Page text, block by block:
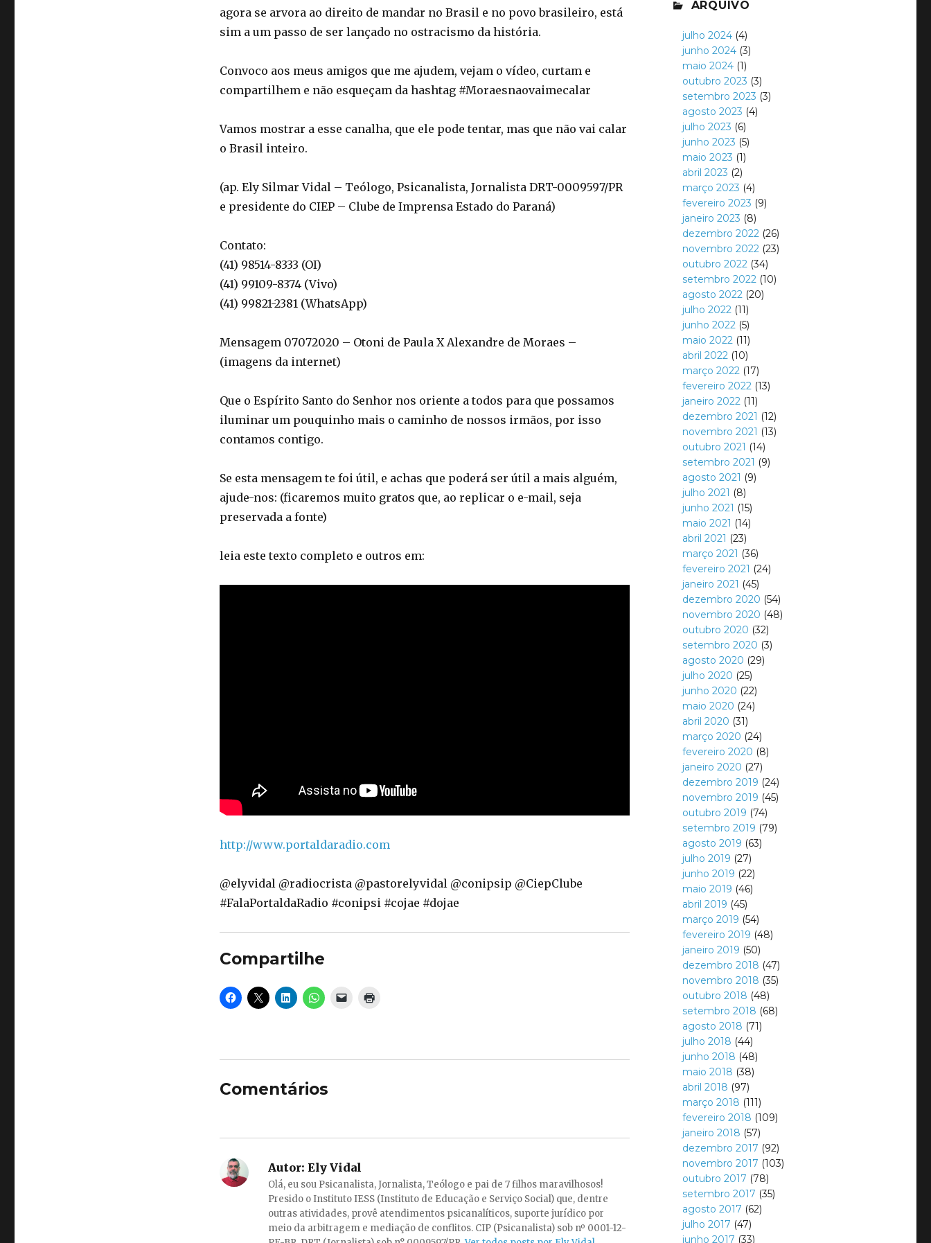
agora se arvora ao direito de mandar no Brasil e no povo brasileiro, está
sim a um passo de ser lançado no ostracismo da história.
Convoco aos meus amigos que me ajudem, vejam o vídeo, curtam e
compartilhem e não esqueçam da hashtag #Moraesnaovaimecalar
Vamos mostrar a esse canalha, que ele pode tentar, mas que não vai calar
o Brasil inteiro.
(ap. Ely Silmar Vidal – Teólogo, Psicanalista, Jornalista DRT-0009597/PR
e presidente do CIEP – Clube de Imprensa Estado do Paraná)
Contato:
(41) 98514-8333 (OI)
(41) 99109-8374 (Vivo)
(41) 99821-2381 (WhatsApp)
Mensagem 07072020 – Otoni de Paula X Alexandre de Moraes –
(imagens da internet)
Que o Espírito Santo do Senhor nos oriente a todos para que possamos
iluminar um pouquinho mais o caminho de nossos irmãos, por isso
contamos contigo.
Se esta mensagem te foi útil, e achas que poderá ser útil a mais alguém,
ajude-nos: (ficaremos muito gratos que, ao replicar o e-mail, seja
preservada a fonte)
leia este texto completo e outros em:
http://www.portaldaradio.com
@elyvidal @radiocrista @pastorelyvidal @conipsip @CiepClube
#FalaPortaldaRadio #conipsi #cojae #dojae
Compartilhe
Comentários
Autor: Ely Vidal
Olá, eu sou Psicanalista, Jornalista, Teólogo e pai de 7 filhos maravilhosos!
Presido o Instituto IESS (Instituto de Educação e Serviço Social) que, dentre
outras atividades, provê atendimentos psicanalíticos, suporte jurídico por
meio da arbitragem e mediação de conflitos. CIP (Psicanalista) sob nº 0001-12-
ARQUIVO
julho 2024 (4)
junho 2024 (3)
maio 2024 (1)
outubro 2023 (3)
setembro 2023 (3)
agosto 2023 (4)
julho 2023 (6)
junho 2023 (5)
maio 2023 (1)
abril 2023 (2)
março 2023 (4)
fevereiro 2023 (9)
janeiro 2023 (8)
dezembro 2022 (26)
novembro 2022 (23)
outubro 2022 (34)
setembro 2022 (10)
agosto 2022 (20)
julho 2022 (11)
junho 2022 (5)
maio 2022 (11)
abril 2022 (10)
março 2022 (17)
fevereiro 2022 (13)
janeiro 2022 (11)
dezembro 2021 (12)
novembro 2021 (13)
outubro 2021 (14)
setembro 2021 (9)
agosto 2021 (9)
julho 2021 (8)
junho 2021 (15)
maio 2021 (14)
abril 2021 (23)
março 2021 (36)
fevereiro 2021 (24)
janeiro 2021 (45)
dezembro 2020 (54)
novembro 2020 (48)
outubro 2020 (32)
setembro 2020 (3)
agosto 2020 (29)
julho 2020 (25)
junho 2020 (22)
maio 2020 (24)
abril 2020 (31)
março 2020 (24)
fevereiro 2020 (8)
janeiro 2020 (27)
dezembro 2019 (24)
novembro 2019 (45)
outubro 2019 (74)
setembro 2019 (79)
agosto 2019 (63)
julho 2019 (27)
junho 2019 (22)
maio 2019 (46)
abril 2019 (45)
março 2019 (54)
fevereiro 2019 (48)
janeiro 2019 (50)
dezembro 2018 (47)
novembro 2018 (35)
outubro 2018 (48)
setembro 2018 (68)
agosto 2018 (71)
julho 2018 (44)
junho 2018 (48)
maio 2018 (38)
abril 2018 (97)
março 2018 (111)
fevereiro 2018 (109)
janeiro 2018 (57)
dezembro 2017 (92)
novembro 2017 (103)
outubro 2017 (78)
setembro 2017 (35)
agosto 2017 (62)
julho 2017 (47)
junho 2017 (33)